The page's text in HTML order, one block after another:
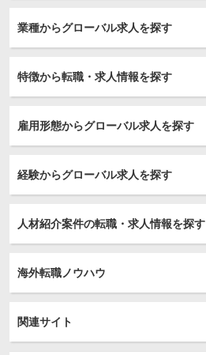
業種からグローバル求人を探す
特徴から転職・求人情報を探す
雇用形態からグローバル求人を探す
経験からグローバル求人を探す
人材紹介案件の転職・求人情報を探す
海外転職ノウハウ
関連サイト